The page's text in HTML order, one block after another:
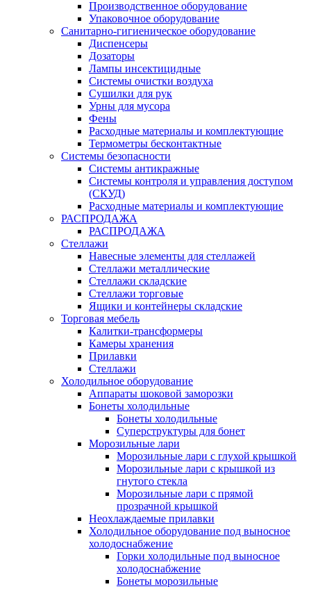
Производственное оборудование
Упаковочное оборудование
Санитарно-гигиеническое оборудование
Диспенсеры
Дозаторы
Лампы инсектицидные
Системы очистки воздуха
Сушилки для рук
Урны для мусора
Фены
Расходные материалы и комплектующие
Термометры бесконтактные
Системы безопасности
Системы антикражные
Системы контроля и управления доступом
(СКУД)
Расходные материалы и комплектующие
РАСПРОДАЖА
РАСПРОДАЖА
Стеллажи
Навесные элементы для стеллажей
Стеллажи металлические
Стеллажи складские
Стеллажи торговые
Ящики и контейнеры складские
Торговая мебель
Калитки-трансформеры
Камеры хранения
Прилавки
Стеллажи
Холодильное оборудование
Аппараты шоковой заморозки
Бонеты холодильные
Бонеты холодильные
Суперструктуры для бонет
Морозильные лари
Морозильные лари с глухой крышкой
Морозильные лари с крышкой из
гнутого стекла
Морозильные лари с прямой
прозрачной крышкой
Неохлаждаемые прилавки
Холодильное оборудование под выносное
холодоснабжение
Горки холодильные под выносное
холодоснабжение
Бонеты морозильные